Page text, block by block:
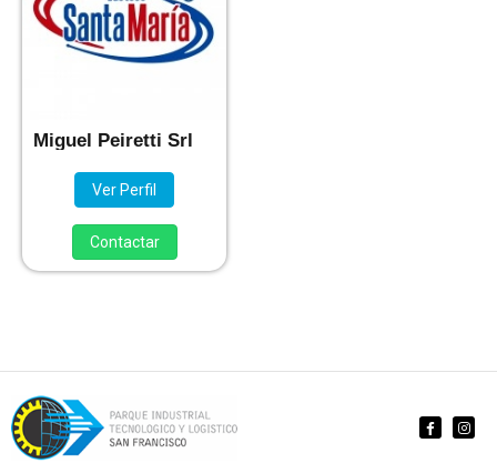
Miguel Peiretti Srl
Ver Perfil
Contactar